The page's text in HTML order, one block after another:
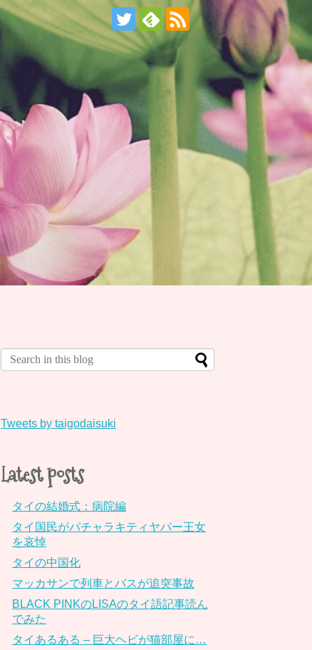
Tweets by taigodaisuki
Latest posts
タイの結婚式：病院編
タイ国民がパチャラキティヤパー王女
を哀悼
タイの中国化
マッカサンで列車とバスが追突事故
BLACK PINKのLISAのタイ語記事読ん
でみた
タイあるある – 巨大ヘビが猫部屋に…